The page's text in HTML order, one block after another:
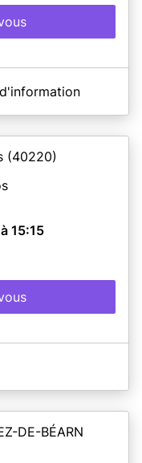
patienter pour la
inutilement
(40220)
15:15
DE-BÉARN